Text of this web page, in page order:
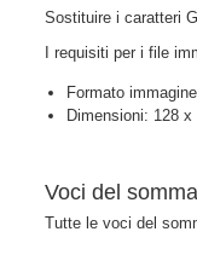
Sostituire i caratteri
I requisiti per i file
Formato
Dimensioni: 128
Voci del
Tutte le voci del